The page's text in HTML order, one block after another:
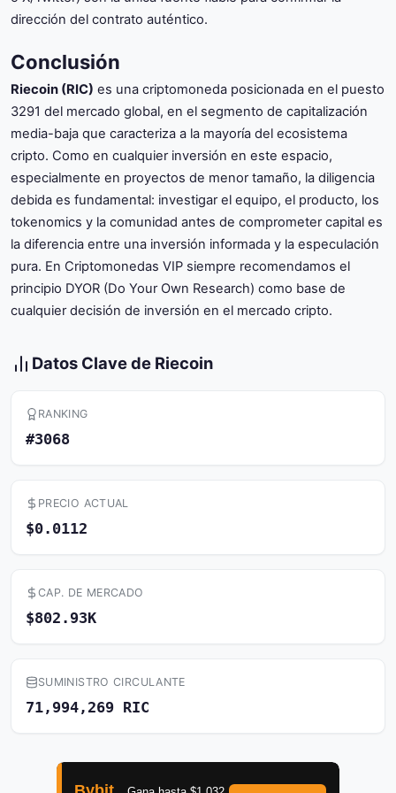
dirección del contrato auténtico.
Conclusión
Riecoin (RIC) es una criptomoneda posicionada en el puesto
3291 del mercado global, en el segmento de capitalización
media-baja que caracteriza a la mayoría del ecosistema
cripto. Como en cualquier inversión en este espacio,
especialmente en proyectos de menor tamaño, la diligencia
debida es fundamental: investigar el equipo, el producto, los
tokenomics y la comunidad antes de comprometer capital es
la diferencia entre una inversión informada y la especulación
pura. En Criptomonedas VIP siempre recomendamos el
principio DYOR (Do Your Own Research) como base de
cualquier decisión de inversión en el mercado cripto.
Datos Clave de Riecoin
RANKING
#3068
PRECIO ACTUAL
$0.0112
CAP. DE MERCADO
$802.93K
SUMINISTRO CIRCULANTE
71,994,269 RIC